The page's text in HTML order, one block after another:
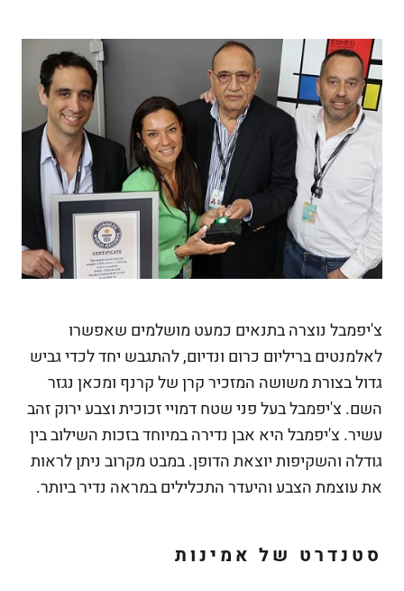
צ'יפמבל נוצרה בתנאים כמעט מושלמים שאפשרו
לאלמנטים בריליום כרום ונדיום, להתגבש יחד לכדי גביש
גדול בצורת משושה המזכיר קרן של קרנף ומכאן נגזר
השם. צ'יפמבל בעל פני שטח דמויי זכוכית וצבע ירוק זהב
עשיר. צ'יפמבל היא אבן נדירה במיוחד בזכות השילוב בין
גודלה והשקיפות יוצאת הדופן. במבט מקרוב ניתן לראות
את עוצמת הצבע והיעדר התכלילים במראה נדיר ביותר.
סטנדרט של אמינות